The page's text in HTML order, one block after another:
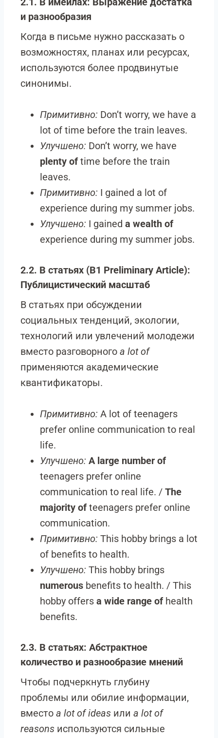
и разнообразия
Когда в письме нужно рассказать о
возможностях, планах или ресурсах,
используются более продвинутые
синонимы.
Примитивно: Don’t worry, we have a
lot of time before the train leaves.
Улучшено: Don’t worry, we have
plenty oftime before the train
leaves.
Примитивно: I gained a lot of
experience during my summer jobs.
Улучшено: I gained a wealth of
experience during my summer jobs.
2.2. В статьях (B1 Preliminary Article):
Публицистический масштаб
В статьях при обсуждении
социальных тенденций, экологии,
технологий или увлечений молодежи
вместо разговорного a lot of
применяются академические
квантификаторы.
Примитивно: A lot of teenagers
prefer online communication to real
life.
Улучшено: A large number of
teenagers prefer online
communication to real life. / The
majority ofteenagers prefer online
communication.
Примитивно: This hobby brings a lot
of benefits to health.
Улучшено: This hobby brings
numerous benefits to health. / This
hobby offers a wide range ofhealth
benefits.
2.3. В статьях: Абстрактное
количество и разнообразие мнений
Чтобы подчеркнуть глубину
проблемы или обилие информации,
вместо a lot of ideas или a lot of
reasons используются сильные